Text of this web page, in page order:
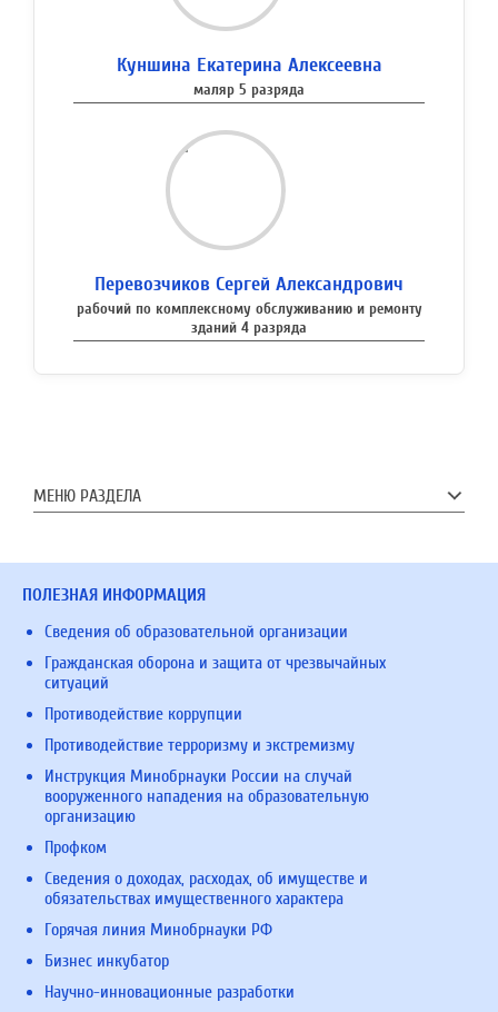
Куншина Екатерина Алексеевна
маляр 5 разряда
Перевозчиков Сергей Александрович
рабочий по комплексному обслуживанию и ремонту
зданий 4 разряда
МЕНЮ РАЗДЕЛА
ПОЛЕЗНАЯ ИНФОРМАЦИЯ
Сведения об образовательной организации
Гражданская оборона и защита от чрезвычайных
ситуаций
Противодействие коррупции
Противодействие терроризму и экстремизму
Инструкция Минобрнауки России на случай
вооруженного нападения на образовательную
организацию
Профком
Сведения о доходах, расходах, об имуществе и
обязательствах имущественного характера
Горячая линия Минобрнауки РФ
Бизнес инкубатор
Научно-инновационные разработки